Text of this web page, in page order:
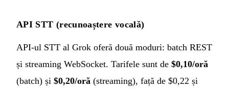
API STT (recunoaștere vocală)
API-ul STT al Grok oferă două moduri: batch REST
și streaming WebSocket. Tarifele sunt de $0,10/oră
(batch) și $0,20/oră (streaming), față de $0,22 și